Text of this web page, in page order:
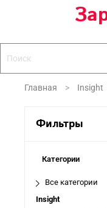
Главная Insight
Фильтры
Категории
Все категории
Insight